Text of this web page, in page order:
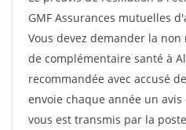
GMF Assurances mutuelles
Vous devez demander la
de complémentaire santé à
recommandée avec accusé
envoie chaque année un
vous est transmis par la